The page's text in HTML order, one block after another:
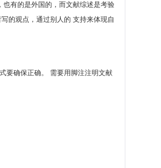
有的是外国的，而文献综述是考验
的观点，通过别人的 支持来体现自
要确保正确。 需要用脚注注明文献